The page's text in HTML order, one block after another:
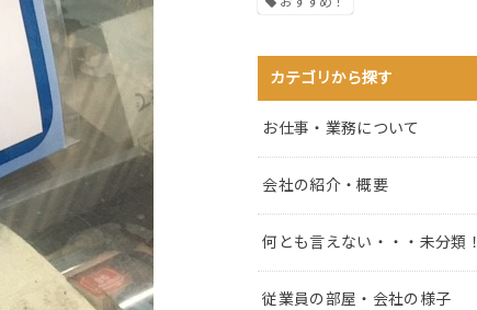
カテゴリから探す
お仕事・業務について
会社の紹介・概要
何とも言えない・・・未分類！
従業員の部屋・会社の様子